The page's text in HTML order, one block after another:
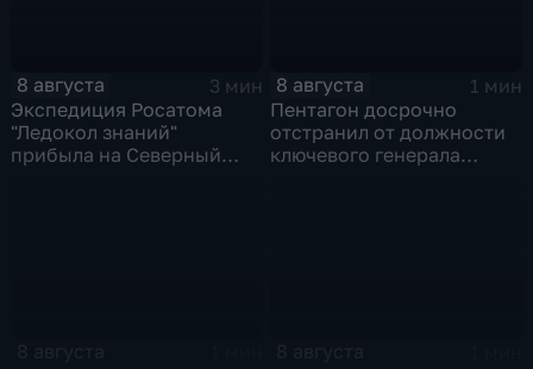
8 августа
3 мин
Экспедиция Росатома
"Ледокол знаний"
прибыла на Северный
8 августа
1 мин
Пентагон досрочно
отстранил от должности
ключевого генерала